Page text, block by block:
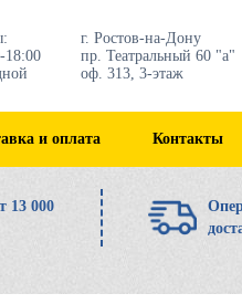
г. Ростов-на-Дону
пр. Театральный 60 "а"
оф. 313, 3-этаж
и оплата Контакты
13 000